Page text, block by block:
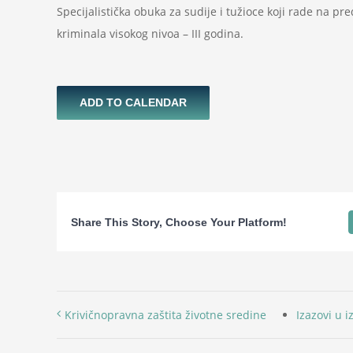
Specijalistička obuka za sudije i tužioce koji rade na
kriminala visokog nivoa – III godina.
ADD TO CALENDAR
Share This Story, Choose Your Platform!
Krivičnopravna zaštita životne sredine Izazovi u